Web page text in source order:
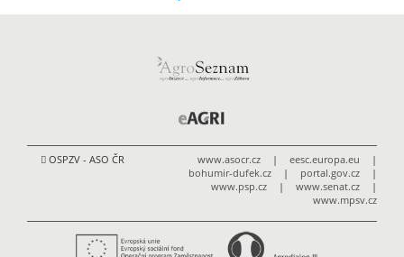
OSPZV - ASO ČR www.asocr.cz | eesc.europa.eu
|
bohumir-dufek.cz
| portal.gov.cz
|
www.psp.cz
| www.senat.cz
|
www.mpsv.cz